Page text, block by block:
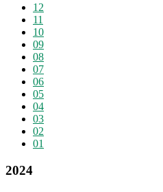
12
11
10
09
08
07
06
05
04
03
02
01
2024